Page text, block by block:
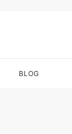
BLOG